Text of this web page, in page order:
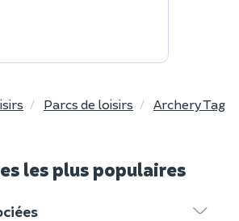
Parcs de loisirs Archery Tag
les plus populaires